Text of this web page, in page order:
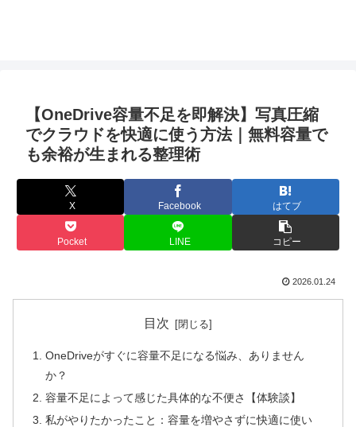
【OneDrive容量不足を即解決】写真圧縮
でクラウドを快適に使う方法｜無料容量で
も余裕が生まれる整理術
X Facebook はてブ
Pocket LINE コピー
2026.01.24
目次
OneDriveがすぐに容量不足になる悩み、ありません
か？
容量不足によって感じた具体的な不便さ【体験談】
私がやりたかったこと：容量を増やさずに快適に使い